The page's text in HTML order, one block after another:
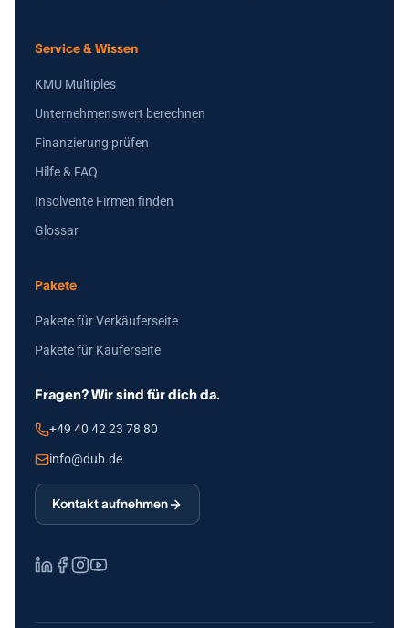
Service & Wissen
KMU Multiples
Unternehmenswert berechnen
Finanzierung prüfen
Hilfe & FAQ
Insolvente Firmen finden
Glossar
Pakete
Pakete für Verkäuferseite
Pakete für Käuferseite
Fragen? Wir sind für dich da.
+49 40 42 23 78 80
info@dub.de
Kontakt aufnehmen